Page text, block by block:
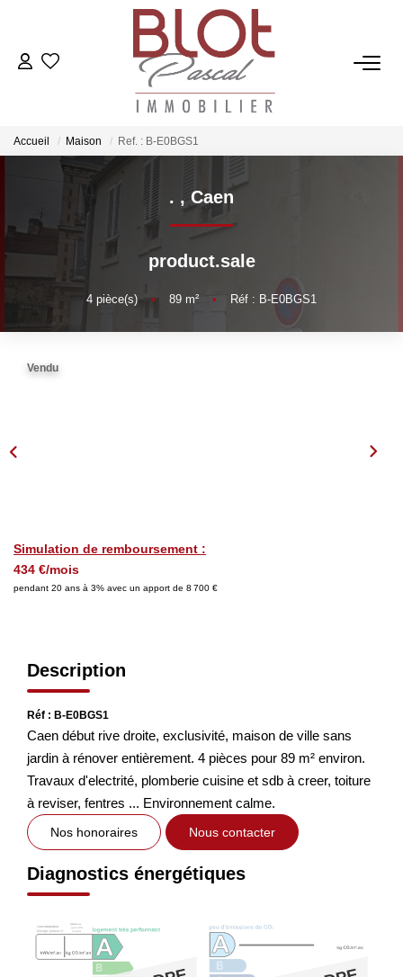
ACCUEIL
ACHETER
ESTIMER
VENDRE
NOTRE AGENCE
Montant Des Frais De Notaire
Accueil Maison Ref. : B-E0BGS1
. , Caen
product.sale
4 pièce(s) • 89 m² • Réf : B-E0BGS1
Vendu
Simulation de remboursement :
434 €/mois
pendant 20 ans à 3% avec un apport de 8 700 €
Description
Réf : B-E0BGS1
Caen début rive droite, exclusivité, maison de ville sans
jardin à rénover entièrement. 4 pièces pour 89 m² environ.
Travaux d'electrité, plomberie cuisine et sdb à creer, toiture
à reviser, fentres ... Environnement calme.
Nos honoraires Nous contacter
Diagnostics énergétiques